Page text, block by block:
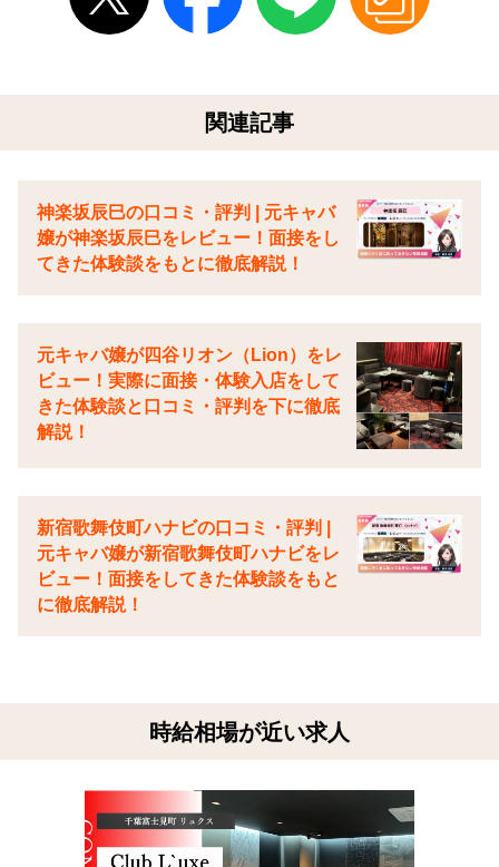
関連記事
神楽坂辰巳の口コミ・評判 | 元キャバ
嬢が神楽坂辰巳をレビュー！面接をし
てきた体験談をもとに徹底解説！
元キャバ嬢が四谷リオン（Lion）をレ
ビュー！実際に面接・体験入店をして
きた体験談と口コミ・評判を下に徹底
解説！
新宿歌舞伎町ハナビの口コミ・評判 |
元キャバ嬢が新宿歌舞伎町ハナビをレ
ビュー！面接をしてきた体験談をもと
に徹底解説！
時給相場が近い求人